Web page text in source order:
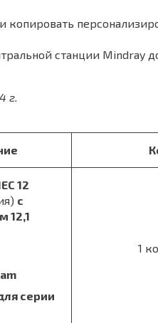
копировать
станции Mindray
г.
12
с
12,1
серии
1